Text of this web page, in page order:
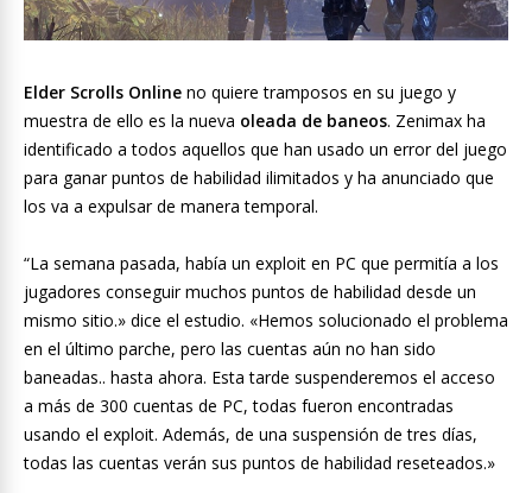
Elder Scrolls Online no quiere tramposos en su juego y
muestra de ello es la nueva oleada de baneos. Zenimax ha
identificado a todos aquellos que han usado un error del juego
para ganar puntos de habilidad ilimitados y ha anunciado que
los va a expulsar de manera temporal.
“La semana pasada, había un exploit en PC que permitía a los
jugadores conseguir muchos puntos de habilidad desde un
mismo sitio.» dice el estudio. «Hemos solucionado el problema
en el último parche, pero las cuentas aún no han sido
baneadas.. hasta ahora. Esta tarde suspenderemos el acceso
a más de 300 cuentas de PC, todas fueron encontradas
usando el exploit. Además, de una suspensión de tres días,
todas las cuentas verán sus puntos de habilidad reseteados.»